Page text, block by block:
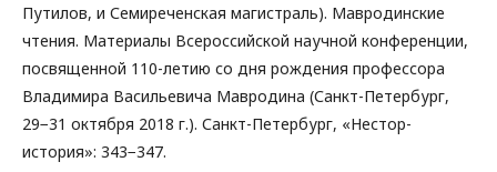
Путилов, и Семиреченская магистраль). Мавродинские
чтения. Материалы Всероссийской научной конференции,
посвященной 110-летию со дня рождения профессора
Владимира Васильевича Мавродина (Санкт-Петербург,
29−31 октября 2018 г.). Санкт-Петербург, «Нестор-
история»: 343−347.